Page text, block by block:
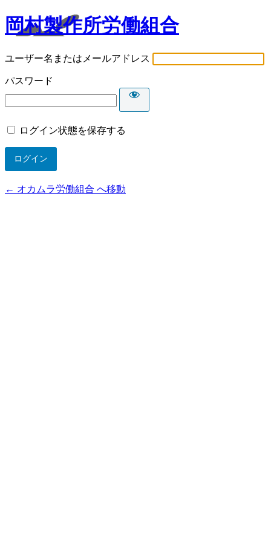
岡村製作所労働組合
ユーザー名またはメールアドレス
パスワード
ログイン状態を保存する
← オカムラ労働組合 へ移動